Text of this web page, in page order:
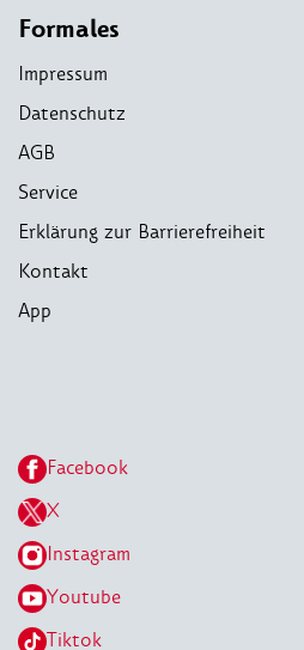
Formales
Impressum
Datenschutz
AGB
Service
Erklärung zur Barrierefreiheit
Kontakt
App
Facebook
X
Instagram
Youtube
Tiktok